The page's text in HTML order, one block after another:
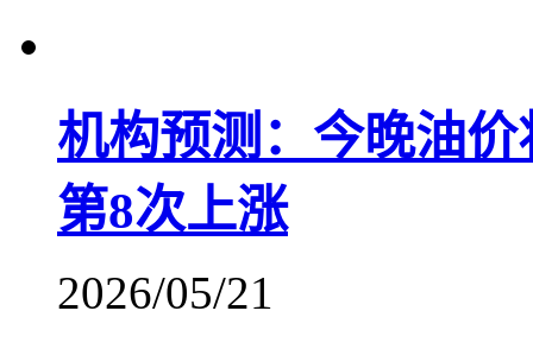
机构预测：今晚油
第8次上涨
2026/05/21